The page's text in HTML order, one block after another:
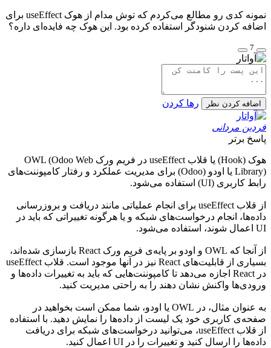
نمونه کدی رو مطالع می‌کردم که توش مدام از هوک useEffect برای
اضافه کردن شنودگر استفاده کرده بود. این هوک چه فایده‌ای داره؟
7
اضافه کردن نظر رها کردن
فردین مردانی
پاسخ برتر
هوک (Hook) یا قلاب useEffect در فریم ورک OWL (Odoo Web
Library) یا اودو (Odoo) برای مدیریت عملکرد و رفتار کامپوننت‌های
رابط کاربری (UI) استفاده می‌شود.
از قلاب useEffect برای انجام عملیاتی مانند دریافت و بروزرسانی
داده‌ها، انجام درخواست‌های شبکه و یا هرگونه تغییراتی که باید در
UI اعمال شوند، استفاده می‌شود.
از آنجا که OWL و اودو بر پایه‌ی فریم ورک React بازسازی شده‌اند،
بسیاری از قابلیت‌های React نیز در آنها موجود است. قلاب useEffect
در React اجازه می‌دهد تا کامپوننت‌هایی که باید به تغییرات داده‌ها و
ورودی‌ها واکنش نشان دهند را به راحتی مدیریت کنید.
به عنوان مثال، در OWL یا اودو، شما ممکن است بخواهید در
صفحه‌ی کاربری خود یک لیست از داده‌ها را نمایش دهید. با استفاده
از قلاب useEffect، می‌توانید درخواست‌های شبکه برای دریافت
داده‌ها را ارسال کنید و تغییرات را در UI اعمال کنید.